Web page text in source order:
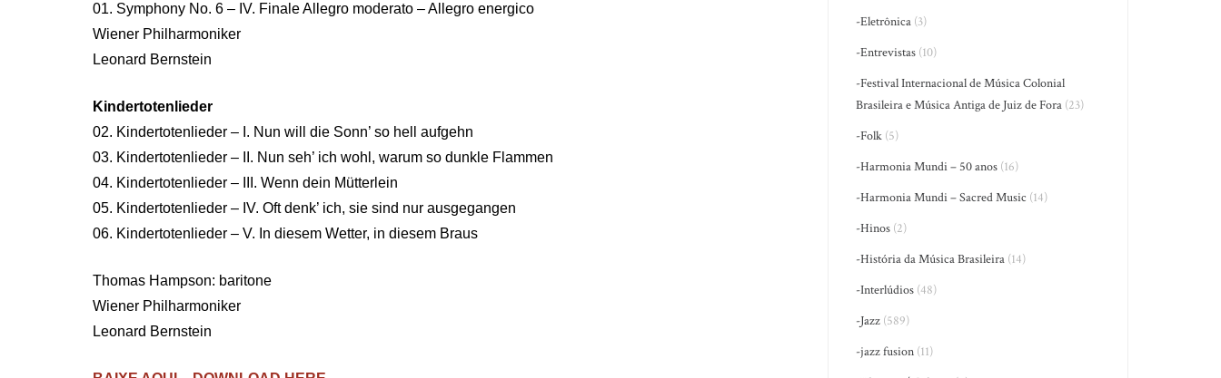
01. Symphony No. 6 – IV. Finale Allegro moderato – Allegro energico
Wiener Philharmoniker
Leonard Bernstein
Kindertotenlieder
02. Kindertotenlieder – I. Nun will die Sonn’ so hell aufgehn
03. Kindertotenlieder – II. Nun seh’ ich wohl, warum so dunkle Flammen
04. Kindertotenlieder – III. Wenn dein Mütterlein
05. Kindertotenlieder – IV. Oft denk’ ich, sie sind nur ausgegangen
06. Kindertotenlieder – V. In diesem Wetter, in diesem Braus
Thomas Hampson: baritone
Wiener Philharmoniker
Leonard Bernstein
-Eletrônica (3)
-Entrevistas (10)
-Festival Internacional de Música Colonial
Brasileira e Música Antiga de Juiz de Fora (23)
-Folk (5)
-Harmonia Mundi – 50 anos (16)
-Harmonia Mundi – Sacred Music (14)
-Hinos (2)
-História da Música Brasileira (14)
-Interlúdios (48)
-Jazz (589)
-jazz fusion (11)